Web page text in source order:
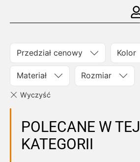
Przedział cenowy Kolor
Materiał Rozmiar
POLECANE W TEJ
KATEGORII